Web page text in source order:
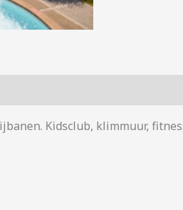
Kidsclub, klimmuur,